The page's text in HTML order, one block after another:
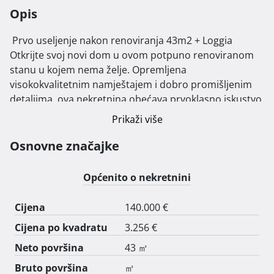
Opis
Otkrijte svoj novi dom u ovom potpuno renoviranom
stanu u kojem nema želje. Opremljena
visokokvalitetnim namještajem i dobro promišljenim
detaljima, ova nekretnina obećava prvoklasno iskustvo
useljenja od ožujka 2024. Bez obzira želite li sami živjeti
kvalitetu, udobnost i potencijal za nezaboravne
Nova kupaonica: Doživite eleganciju i funkcionalnost
novougrađene kupaonice s modernim tušem, WC-om i
perilicom rublja.
Namještaj po narudžbi: Ekskluzivno izrađeni i ugrađeni
Prikaži više
Osnovne značajke
Općenito o nekretnini
Cijena
140.000 €
Cijena po kvadratu
3.256 €
Neto površina
43 ㎡
Bruto površina
㎡